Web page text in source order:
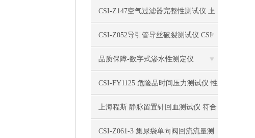
电热恒温水槽
电热恒温油浴锅
多管漩涡混匀仪
干燥箱 自然对流
高温鼓风干燥箱
CSI-Z147空气过滤器完整性测试仪 上
海程斯 用途范围
CSI-Z052导引管导丝破裂测试仪 CSI
美国程斯提供行业分析标准
品质保障-数字式渗水性测定仪
CSI-FY1125 危险品时间压力测试仪 性
能参数
上海程斯 静脉留置针回血测试仪 符合
YY 1282-2016标准
CSI-Z061-3 集尿袋单向阀回流流量测